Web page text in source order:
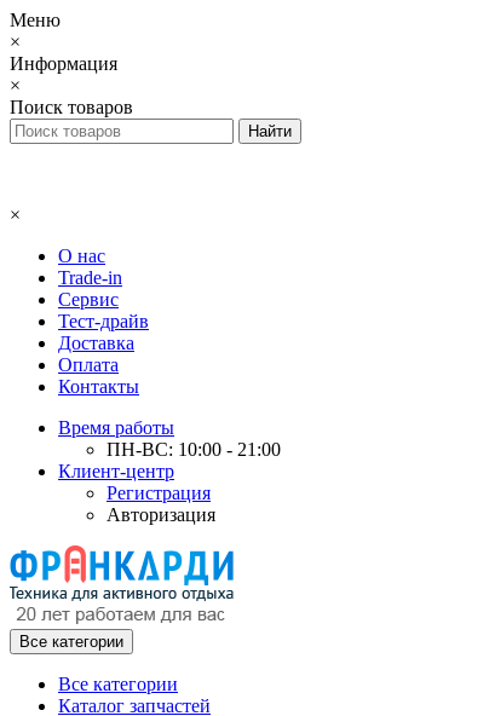
Меню
×
Информация
×
Поиск товаров
×
О нас
Trade-in
Сервис
Тест-драйв
Доставка
Оплата
Контакты
Время работы
ПН-ВС: 10:00 - 21:00
Клиент-центр
Регистрация
Авторизация
Все категории
Все категории
Каталог запчастей